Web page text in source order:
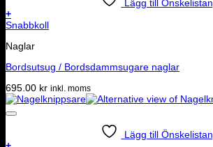
Lägg till Önskelistan
+
Snabbkoll
Naglar
Bordsutsug / Bordsdammsugare naglar
695.00 kr inkl. moms
Lägg till Önskelistan